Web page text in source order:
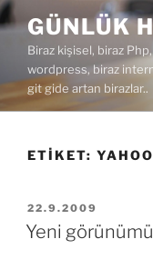
İçeriğe
geç
GÜNLÜK
Biraz kişisel, biraz
wordpress, biraz
git gide artan birazlar..
ETIKET: YAHOO
YAYIM
TARIHI
22.9.2009
Yeni